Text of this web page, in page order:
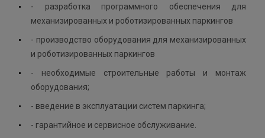
- разработка программного обеспечения для
механизированных и роботизированных паркингов
- производство оборудования для механизированных
и роботизированных паркингов
- необходимые строительные работы и монтаж
оборудования;
- введение в эксплуатации систем паркинга;
- гарантийное и сервисное обслуживание.